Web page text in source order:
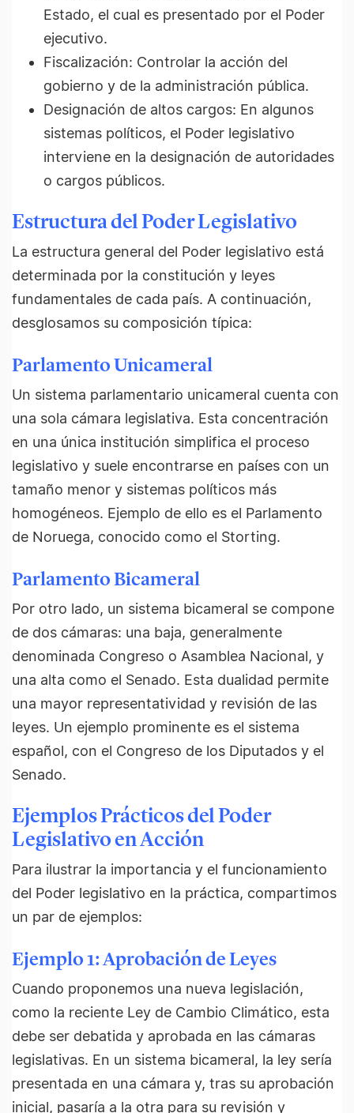
Estado, el cual es presentado por el Poder
ejecutivo.
Fiscalización: Controlar la acción del
gobierno y de la administración pública.
Designación de altos cargos: En algunos
sistemas políticos, el Poder legislativo
interviene en la designación de autoridades
o cargos públicos.
Estructura del Poder Legislativo
La estructura general del Poder legislativo está
determinada por la constitución y leyes
fundamentales de cada país. A continuación,
desglosamos su composición típica:
Parlamento Unicameral
Un sistema parlamentario unicameral cuenta con
una sola cámara legislativa. Esta concentración
en una única institución simplifica el proceso
legislativo y suele encontrarse en países con un
tamaño menor y sistemas políticos más
homogéneos. Ejemplo de ello es el Parlamento
de Noruega, conocido como el Storting.
Parlamento Bicameral
Por otro lado, un sistema bicameral se compone
de dos cámaras: una baja, generalmente
denominada Congreso o Asamblea Nacional, y
una alta como el Senado. Esta dualidad permite
una mayor representatividad y revisión de las
leyes. Un ejemplo prominente es el sistema
español, con el Congreso de los Diputados y el
Senado.
Ejemplos Prácticos del Poder
Legislativo en Acción
Para ilustrar la importancia y el funcionamiento
del Poder legislativo en la práctica, compartimos
un par de ejemplos:
Ejemplo 1: Aprobación de Leyes
Cuando proponemos una nueva legislación,
como la reciente Ley de Cambio Climático, esta
debe ser debatida y aprobada en las cámaras
legislativas. En un sistema bicameral, la ley sería
presentada en una cámara y, tras su aprobación
inicial, pasaría a la otra para su revisión y